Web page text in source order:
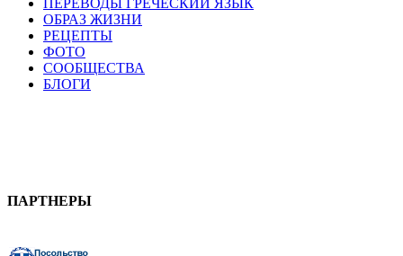
ОБРАЗ ЖИЗНИ
РЕЦЕПТЫ
ФОТО
СООБЩЕСТВА
БЛОГИ
ПАРТНЕРЫ